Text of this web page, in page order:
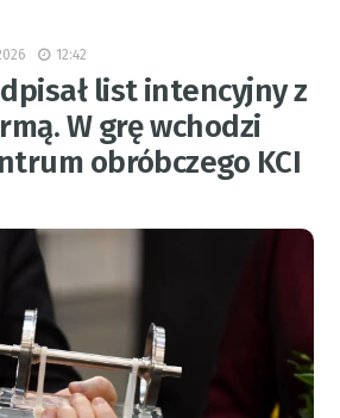
12:42
list intencyjny z
W grę wchodzi
obróbczego KCI